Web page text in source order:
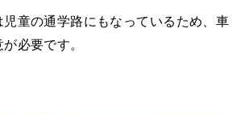
児童の通学路にもなっているため、車
必要です。